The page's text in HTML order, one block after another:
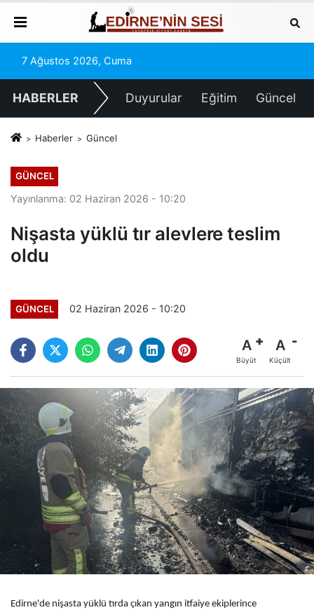
7 Ağustos 2026, Cuma
HABERLER Duyurular Eğitim Güncel
Haberler Güncel
GÜNCEL
Yayınlanma: 02 Haziran 2026 - 10:20
Nişasta yüklü tır alevlere teslim
oldu
GÜNCEL 02 Haziran 2026 - 10:20
A
Büyüt
A
Küçült
Edirne'de nişasta yüklü tırda çıkan yangın itfaiye ekiplerince